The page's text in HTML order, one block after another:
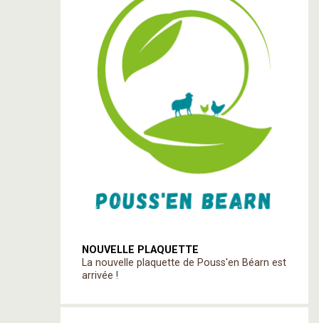
NOUVELLE PLAQUETTE
La nouvelle plaquette de Pouss'en Béarn est
arrivée !